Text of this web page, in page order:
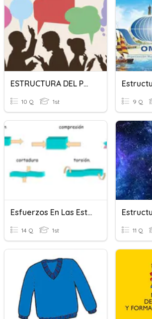
ESTRUCTURA DEL PREDICDO
10 Q 1st 9 Q
Esfuerzos En Las Estructuras
14 Q 1st 11 Q